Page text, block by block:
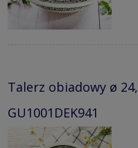
Talerz obiadowy ø
GU1001DEK941